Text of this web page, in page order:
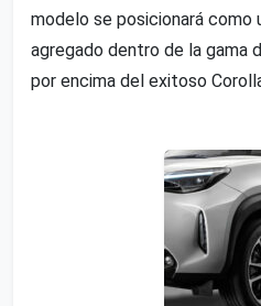
modelo se posicionará como
agregado dentro de la gama
por encima del exitoso